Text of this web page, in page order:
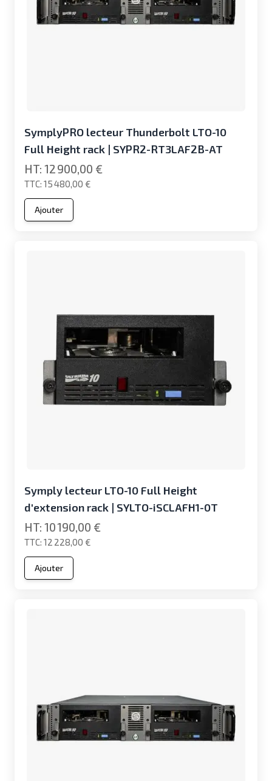
SymplyPRO lecteur Thunderbolt LTO-10
Full Height rack | SYPR2-RT3LAF2B-AT
15 480,00 €
12 900,00 €
Ajouter
Symply lecteur LTO-10 Full Height
d'extension rack | SYLTO-iSCLAFH1-0T
12 228,00 €
10 190,00 €
Ajouter